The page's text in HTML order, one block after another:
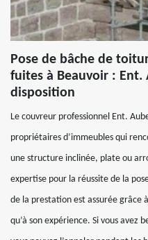
Pose de bâche de
fuites à Beauvoir :
disposition
Le couvreur professionnel Ent.
propriétaires d’immeubles qui
une structure inclinée, plate ou
expertise pour la réussite de la
de la prestation est assurée grâce
qu’à son expérience. Si vous avez